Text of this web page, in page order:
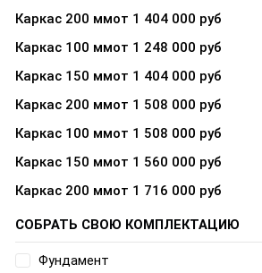
Каркас 200 ммот 1 404 000 руб
Каркас 100 ммот 1 248 000 руб
Каркас 150 ммот 1 404 000 руб
Каркас 200 ммот 1 508 000 руб
Каркас 100 ммот 1 508 000 руб
Каркас 150 ммот 1 560 000 руб
Каркас 200 ммот 1 716 000 руб
СОБРАТЬ СВОЮ КОМПЛЕКТАЦИЮ
Фундамент